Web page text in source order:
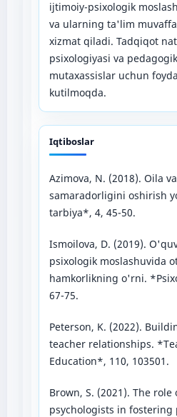
ijtimoiy-psixologik
va ularning ta'lim
xizmat qiladi. Tadqiqot
psixologiyasi va
mutaxassislar uchun
kutilmoqda.
Iqtiboslar
Azimova, N. (2018). Oila
samaradorligini oshirish
tarbiya*, 4, 45-50.
Ismoilova, D. (2019).
psixologik moslashuvida
hamkorlikning o'rni.
67-75.
Peterson, K. (2022).
teacher relationships.
Education*, 110, 103501.
Brown, S. (2021). The role
psychologists in fostering